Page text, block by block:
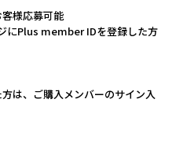
様応募可能
Plus member IDを登録した方
、ご購入メンバーのサイン入